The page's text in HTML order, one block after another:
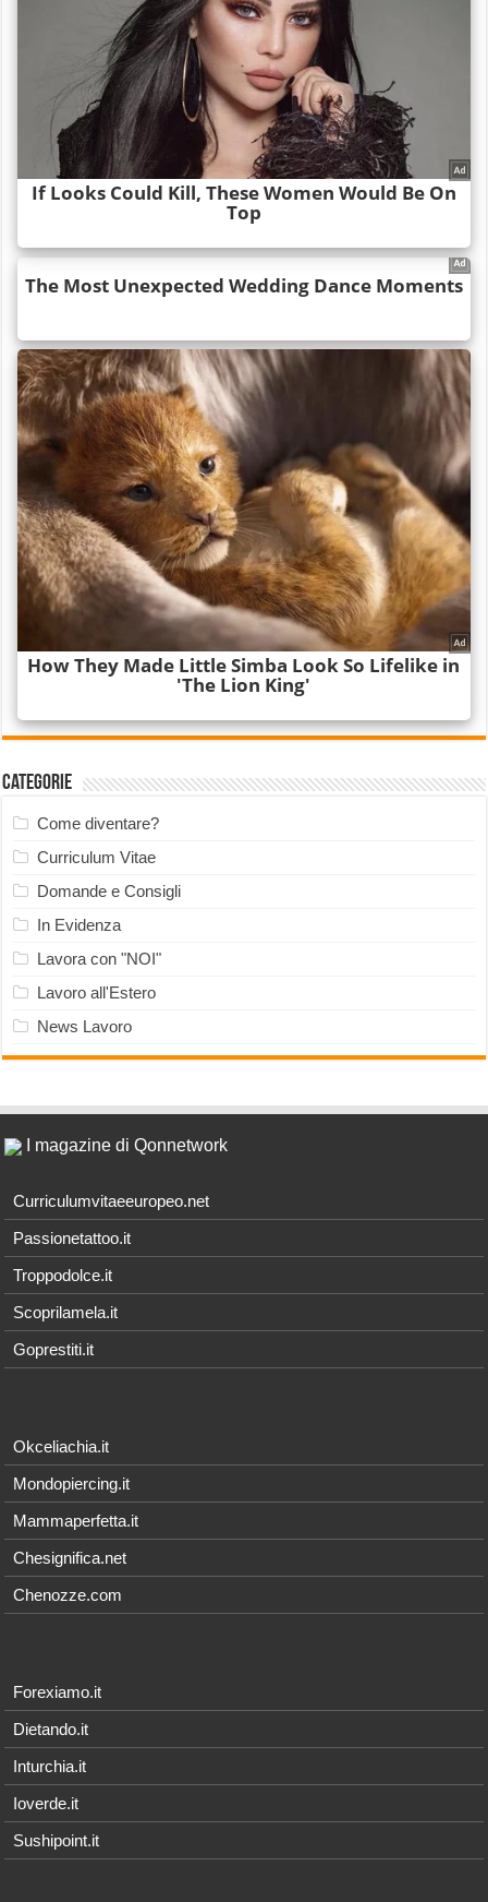
Categorie
Come diventare?
Curriculum Vitae
Domande e Consigli
In Evidenza
Lavora con "NOI"
Lavoro all'Estero
News Lavoro
I magazine di Qonnetwork
Curriculumvitaeeuropeo.net
Passionetattoo.it
Troppodolce.it
Scoprilamela.it
Goprestiti.it
Okceliachia.it
Mondopiercing.it
Mammaperfetta.it
Chesignifica.net
Chenozze.com
Forexiamo.it
Dietando.it
Inturchia.it
Ioverde.it
Sushipoint.it